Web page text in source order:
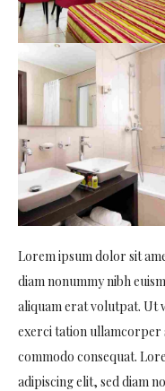
Lorem ipsum dolor sit
diam nonummy nibh
aliquam erat volutpat. Ut
exerci tation ullamcorper
commodo consequat.
adipiscing elit, sed diam